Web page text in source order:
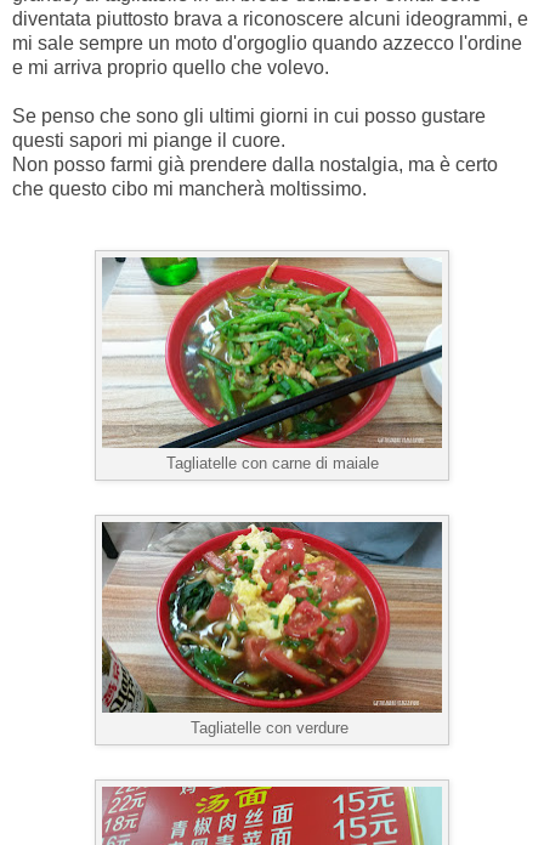
diventata piuttosto brava a riconoscere alcuni ideogrammi, e
mi sale sempre un moto d'orgoglio quando azzecco l'ordine
e mi arriva proprio quello che volevo.
Se penso che sono gli ultimi giorni in cui posso gustare
questi sapori mi piange il cuore.
Non posso farmi già prendere dalla nostalgia, ma è certo
che questo cibo mi mancherà moltissimo.
Tagliatelle con carne di maiale
Tagliatelle con verdure